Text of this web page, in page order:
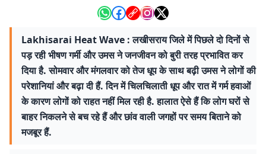
Lakhisarai Heat Wave : लखीसराय जिले में पिछले दो दिनों से
पड़ रही भीषण गर्मी और उमस ने जनजीवन को बुरी तरह प्रभावित कर
दिया है. सोमवार और मंगलवार को तेज धूप के साथ बढ़ी उमस ने लोगों की
परेशानियां और बढ़ा दी हैं. दिन में चिलचिलाती धूप और रात में गर्म हवाओं
के कारण लोगों को राहत नहीं मिल रही है. हालात ऐसे हैं कि लोग घरों से
बाहर निकलने से बच रहे हैं और छांव वाली जगहों पर समय बिताने को
मजबूर हैं.